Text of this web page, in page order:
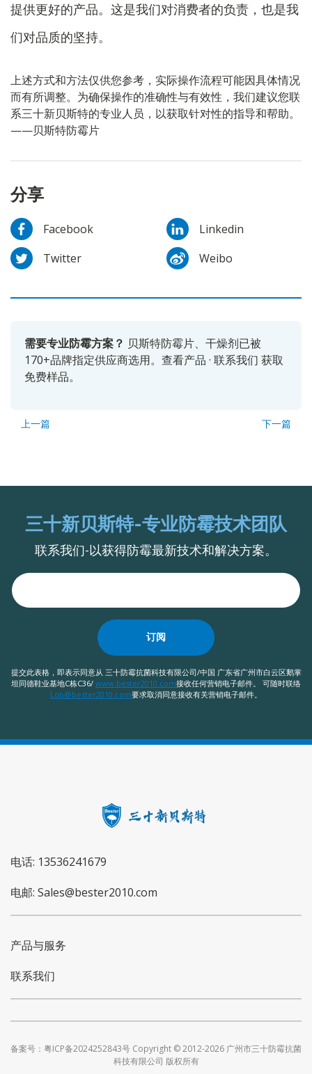
提供更好的产品。这是我们对消费者的负责，也是我
们对品质的坚持。
上述方式和方法仅供您参考，实际操作流程可能因具体情况
而有所调整。为确保操作的准确性与有效性，我们建议您联
系三十新贝斯特的专业人员，以获取针对性的指导和帮助。
——贝斯特防霉片
分享
Facebook
Linkedin
Twitter
Weibo
需要专业防霉方案？ 贝斯特防霉片、干燥剂已被
170+品牌指定供应商选用。 查看产品 · 联系我们 获取
免费样品。
上一篇 下一篇
三十新贝斯特-专业防霉技术团队
联系我们-以获得防霉最新技术和解决方案。
订阅
提交此表格，即表示同意从 三十防霉抗菌科技有限公司/中国 广东省广州市白云区鹅掌
坦同德鞋业基地C栋C36/ www.bester2010.com接收任何营销电子邮件。 可随时联络
Lqb@bester2010.com要求取消同意接收有关营销电子邮件。
电话: 13536241679
电邮: Sales@bester2010.com
产品与服务
联系我们
备案号：粤ICP备2024252843号 Copyright © 2012-2026 广州市三十防霉抗菌
科技有限公司 版权所有